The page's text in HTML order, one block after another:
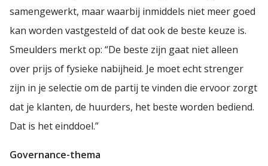
samengewerkt, maar waarbij inmiddels niet meer goed
kan worden vastgesteld of dat ook de beste keuze is.
Smeulders merkt op: “De beste zijn gaat niet alleen
over prijs of fysieke nabijheid. Je moet echt strenger
zijn in je selectie om de partij te vinden die ervoor zorgt
dat je klanten, de huurders, het beste worden bediend.
Dat is het einddoel.”
Governance-thema